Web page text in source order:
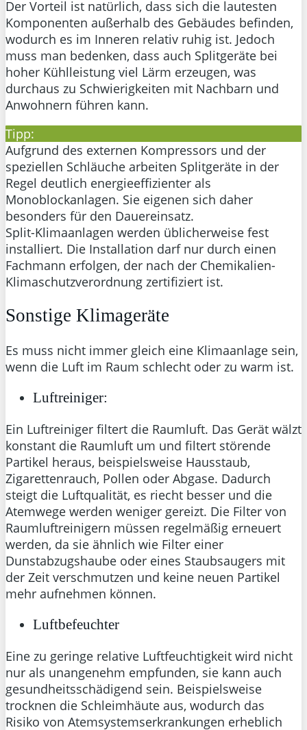
Der Vorteil ist natürlich, dass sich die lautesten
Komponenten außerhalb des Gebäudes befinden,
wodurch es im Inneren relativ ruhig ist. Jedoch
muss man bedenken, dass auch Splitgeräte bei
hoher Kühlleistung viel Lärm erzeugen, was
durchaus zu Schwierigkeiten mit Nachbarn und
Anwohnern führen kann.
Tipp:
Aufgrund des externen Kompressors und der
speziellen Schläuche arbeiten Splitgeräte in der
Regel deutlich energieeffizienter als
Monoblockanlagen. Sie eigenen sich daher
besonders für den Dauereinsatz.
Split-Klimaanlagen werden üblicherweise fest
installiert. Die Installation darf nur durch einen
Fachmann erfolgen, der nach der Chemikalien-
Klimaschutzverordnung zertifiziert ist.
Sonstige Klimageräte
Es muss nicht immer gleich eine Klimaanlage sein,
wenn die Luft im Raum schlecht oder zu warm ist.
Luftreiniger:
Ein Luftreiniger filtert die Raumluft. Das Gerät wälzt
konstant die Raumluft um und filtert störende
Partikel heraus, beispielsweise Hausstaub,
Zigarettenrauch, Pollen oder Abgase. Dadurch
steigt die Luftqualität, es riecht besser und die
Atemwege werden weniger gereizt. Die Filter von
Raumluftreinigern müssen regelmäßig erneuert
werden, da sie ähnlich wie Filter einer
Dunstabzugshaube oder eines Staubsaugers mit
der Zeit verschmutzen und keine neuen Partikel
mehr aufnehmen können.
Luftbefeuchter
Eine zu geringe relative Luftfeuchtigkeit wird nicht
nur als unangenehm empfunden, sie kann auch
gesundheitsschädigend sein. Beispielsweise
trocknen die Schleimhäute aus, wodurch das
Risiko von Atemsystemserkrankungen erheblich